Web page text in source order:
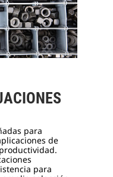
para
de
para